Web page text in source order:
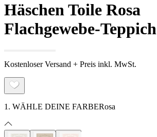
Häschen Toile Rosa
Flachgewebe-Teppich
Kostenloser Versand + Preis inkl. MwSt.
1. WÄHLE DEINE FARBERosa